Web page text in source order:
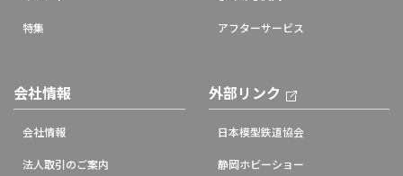
特集 アフターサービス
会社情報
会社情報
法人取引のご案内
外部リンク
日本模型鉄道協会
静岡ホビーショー